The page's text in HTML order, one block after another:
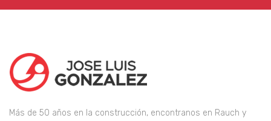
Más de 50 años en la construcción, encontranos en Rauch y